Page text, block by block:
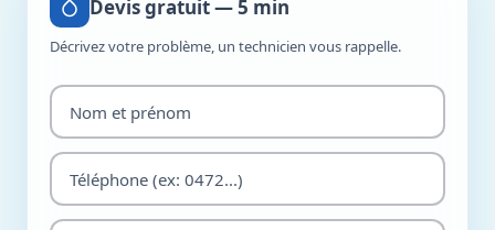
Devis gratuit — 5 min
Décrivez votre problème, un technicien vous rappelle.